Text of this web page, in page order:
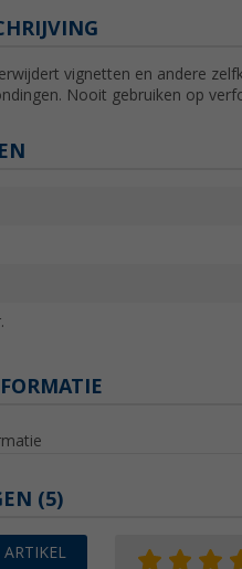
vignetten en andere
Nooit gebruiken op
(5)